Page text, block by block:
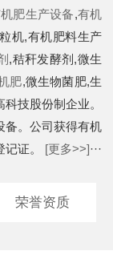
肥生产设备,有机
机,有机肥料生产
,秸秆发酵剂,微生
肥,微生物菌肥,生
技股份制企业。
备。公司获得有机
证。
[更多>>]···
荣誉资质